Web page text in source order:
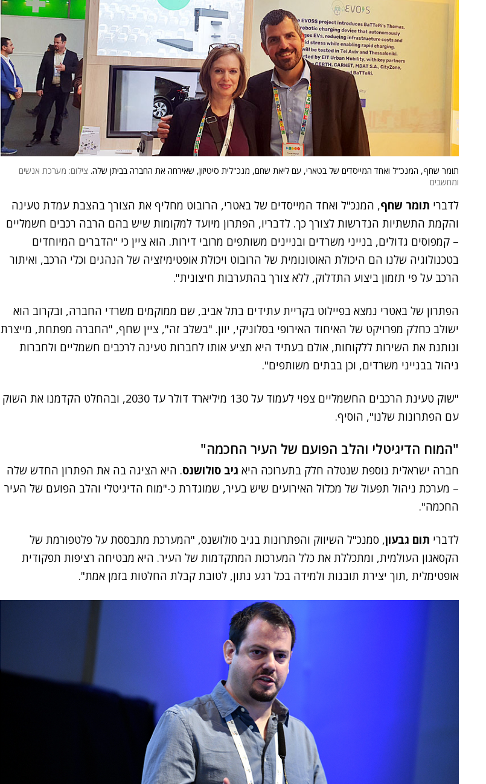
תומר שחף, המנכ"ל ואחד המייסדים של בטארי, עם ליאת שחם, מנכ"לית סיטיזון, שאירחה את החברה בביתן שלה. צילום: מערכת אנשים
ומחשבים
לדברי תומר שחף, המנכ"ל ואחד המייסדים של באטרי, הרובוט מחליף את הצורך בהצבת עמדת טעינה
והקמת התשתיות הנדרשות לצורך כך. לדבריו, הפתרון מיועד למקומות שיש בהם הרבה רכבים חשמליים
– קמפוסים גדולים, בנייני משרדים ובניינים משותפים מרובי דירות. הוא ציין כי "הדברים המיוחדים
בטכנולוגיה שלנו הם היכולת האוטונומית של הרובוט ויכולת אופטימיזציה של הנהגים וכלי הרכב, ואיתור
הרכב על פי תזמון ביצוע התדלוק, ללא צורך בהתערבות חיצונית".
הפתרון של באטרי נמצא בפיילוט בקריית עתידים בתל אביב, שם ממוקמים משרדי החברה, ובקרוב הוא
ישולב כחלק מפרויקט של האיחוד האירופי בסלוניקי, יוון. "בשלב זה", ציין שחף, "החברה מפתחת, מייצרת
ונותנת את השירות ללקוחות, אולם בעתיד היא תציע אותו לחברות טעינה לרכבים חשמליים ולחברות
ניהול בבנייני משרדים, וכן בבתים משותפים".
"שוק טעינת הרכבים החשמליים צפוי לעמוד על 130 מיליארד דולר עד 2030, ובהחלט הקדמנו את השוק
עם הפתרונות שלנו", הוסיף.
"המוח הדיגיטלי והלב הפועם של העיר החכמה"
חברה ישראלית נוספת שנטלה חלק בתערוכה היא גיב סולושנס. היא הציגה בה את הפתרון החדש שלה
– מערכת ניהול תפעול של מכלול האירועים שיש בעיר, שמוגדרת כ-"מוח הדיגיטלי והלב הפועם של העיר
החכמה".
לדברי תום גבעון, סמנכ"ל השיווק והפתרונות בגיב סולושנס, "המערכת מתבססת על פלטפורמת של
הקסאגון העולמית, ומתכללת את כלל המערכות המתקדמות של העיר. היא מבטיחה רציפות תפקודית
אופטימלית ,תוך יצירת תובנות ולמידה בכל רגע נתון, לטובת קבלת החלטות בזמן אמת".